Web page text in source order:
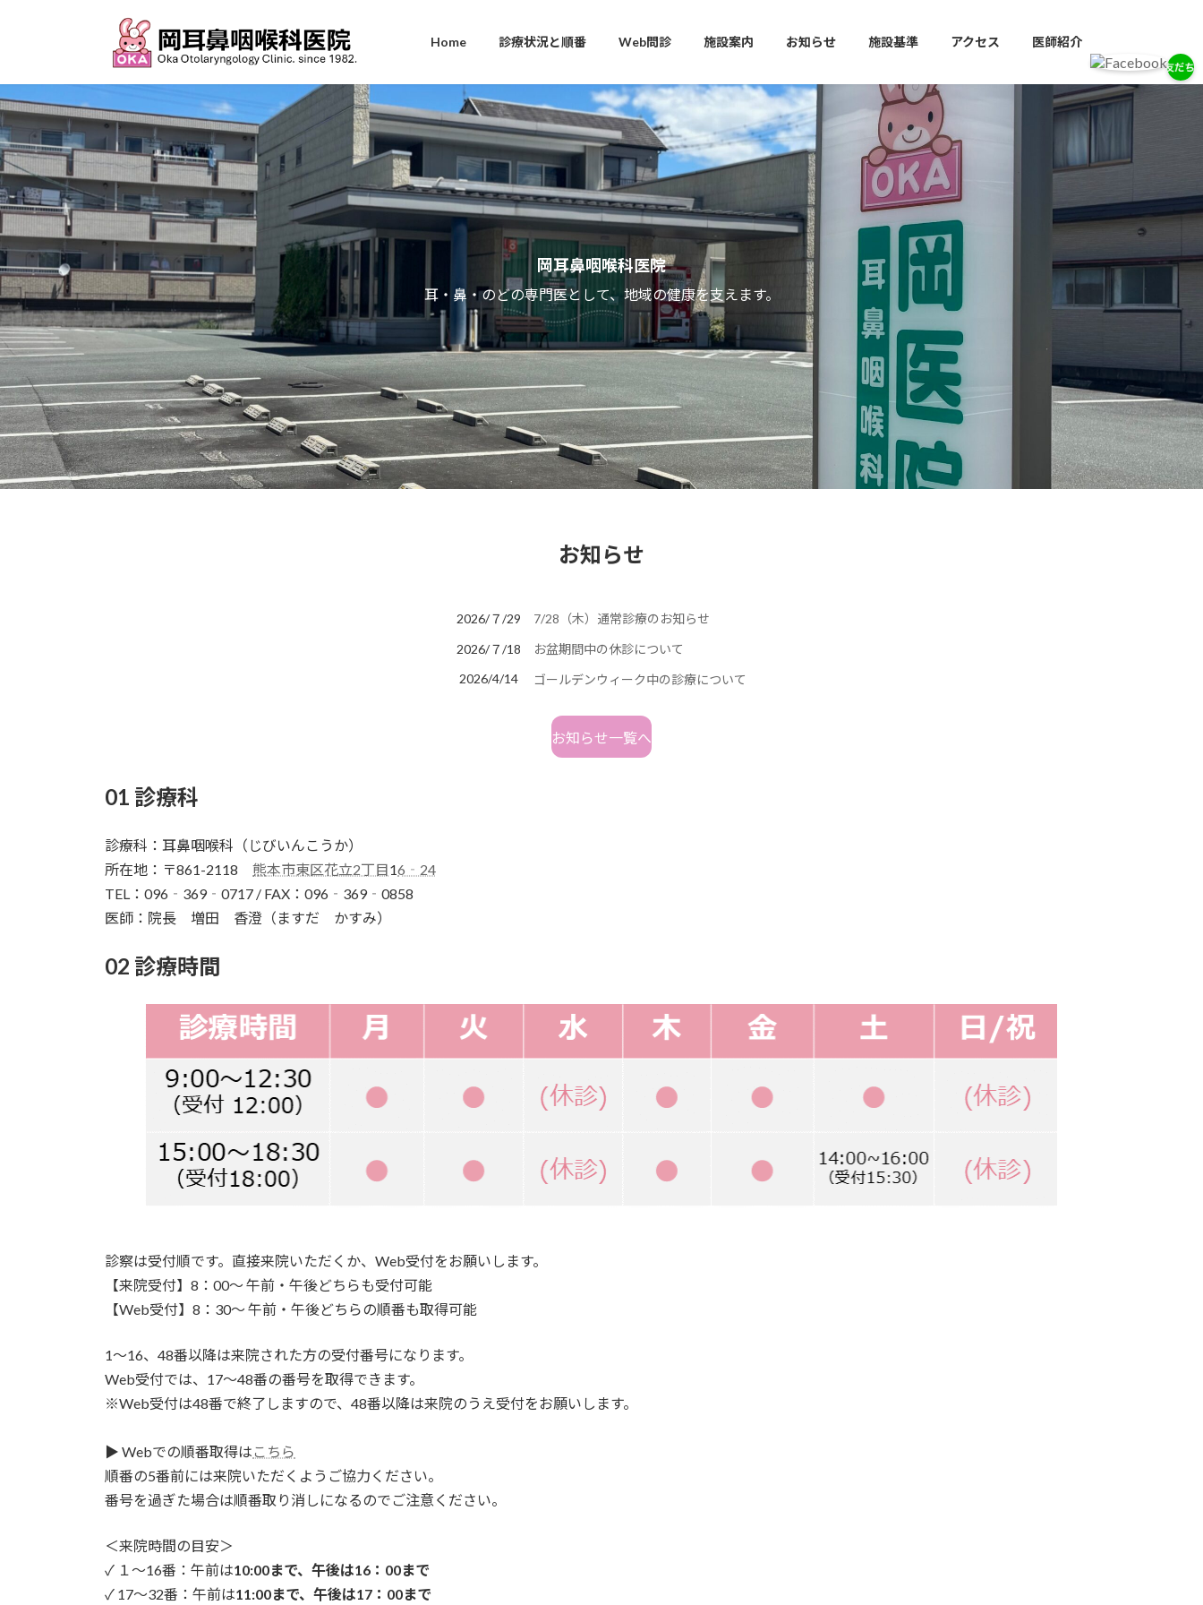
ツ
へ
ス
キ
ッ
プ
シ
ョ
ン
に
移
動
Home 診療状況と順番 Web問診 施設案内 お知らせ 施設基準 アクセス 医師紹介
岡耳鼻咽喉科医院
耳・鼻・のどの専門医として、地域の健康を支えます。
お知らせ
2026/７/29
7/28（木）通常診療のお知らせ
2026/７/18
お盆期間中の休診について
2026/4/14
ゴールデンウィーク中の診療について
お知らせ一覧へ
01 診療科
診療科：耳鼻咽喉科（じびいんこうか）
所在地：〒861-2118 熊本市東区花立2丁目16‐24
TEL：096‐369‐0717 / FAX：096‐369‐0858
医師：院長 増田 香澄（ますだ かすみ）
02 診療時間
診察は受付順です。直接来院いただくか、Web受付をお願いします。
【来院受付】8：00～ 午前・午後どちらも受付可能
【Web受付】8：30～ 午前・午後どちらの順番も取得可能
1～16、48番以降は来院された方の受付番号になります。
Web受付では、17～48番の番号を取得できます。
※Web受付は48番で終了しますので、48番以降は来院のうえ受付をお願いします。
▶ Webでの順番取得は こちら
順番の5番前には来院いただくようご協力ください。
番号を過ぎた場合は順番取り消しになるのでご注意ください。
＜来院時間の目安＞
✓ １～16番：午前は10:00まで、午後は16：00まで
✓ 17～32番：午前は11:00まで、午後は17：00まで